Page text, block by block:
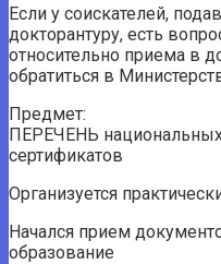
Если у соискателей,
докторантуру, есть
относительно приема в
обратиться в
Предмет:
ПЕРЕЧЕНЬ
сертификатов
Организуется
Начался прием
образование